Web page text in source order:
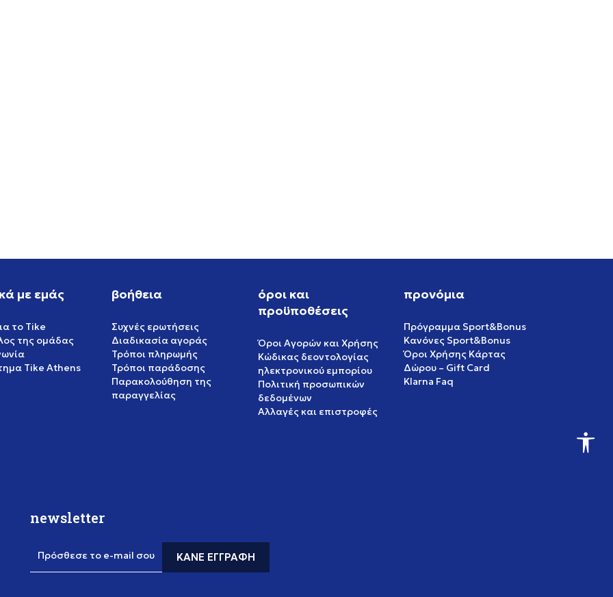
με εμάς
το Tike
της ομάδας
Tike Athens
βοήθεια
Συχνές ερωτήσεις
Διαδικασία αγοράς
Τρόποι πληρωμής
Τρόποι παράδοσης
Παρακολούθηση της
παραγγελίας
όροι και
προϋποθέσεις
Όροι Αγορών και Χρήσης
Κώδικας δεοντολογίας
ηλεκτρονικού εμπορίου
Πολιτική προσωπικών
δεδομένων
Αλλαγές και επιστροφές
προνόμια
Πρόγραμμα Sport&Bonus
Κανόνες Sport&Bonus
Όροι Χρήσης Κάρτας
Δώρου – Gift Card
Klarna Faq
newsletter
Πρόσθεσε το e-mail σου ΚΆΝΕ ΕΓΓΡΑΦΉ